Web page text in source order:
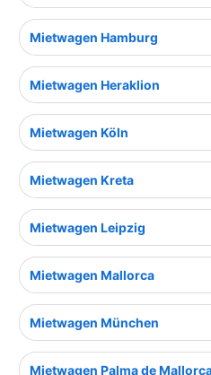
Mietwagen Hamburg
Mietwagen Heraklion
Mietwagen Köln
Mietwagen Kreta
Mietwagen Leipzig
Mietwagen Mallorca
Mietwagen München
Mietwagen Palma de